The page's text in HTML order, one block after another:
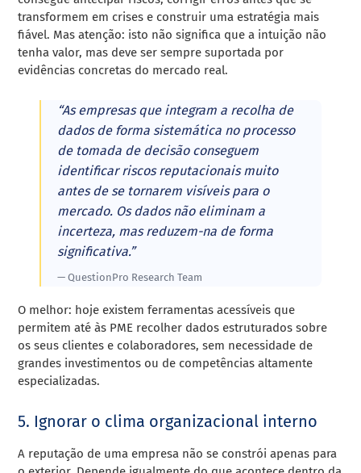
transformem em crises e construir uma estratégia mais
fiável. Mas atenção: isto não significa que a intuição não
tenha valor, mas deve ser sempre suportada por
evidências concretas do mercado real.
“As empresas que integram a recolha de
dados de forma sistemática no processo
de tomada de decisão conseguem
identificar riscos reputacionais muito
antes de se tornarem visíveis para o
mercado. Os dados não eliminam a
incerteza, mas reduzem-na de forma
significativa.”
— QuestionPro Research Team
O melhor: hoje existem ferramentas acessíveis que
permitem até às PME recolher dados estruturados sobre
os seus clientes e colaboradores, sem necessidade de
grandes investimentos ou de competências altamente
especializadas.
5. Ignorar o clima organizacional interno
A reputação de uma empresa não se constrói apenas para